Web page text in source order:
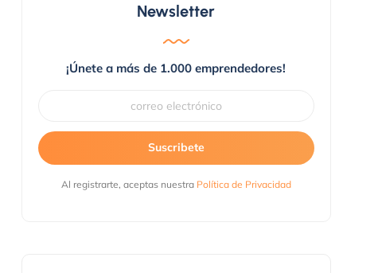
Newsletter
¡Únete a más de 1.000 emprendedores!
Suscribete
Al registrarte, aceptas nuestra Política de Privacidad